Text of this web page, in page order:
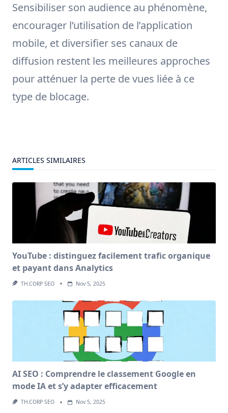
Sensibiliser son audience au phénomène,
encourager l’utilisation de l’application
mobile, et diversifier ses canaux de
diffusion restent les meilleures approches
pour atténuer la perte de vues liée à ce
type de blocage.
ARTICLES SIMILAIRES
YouTube : distinguez facilement trafic organique
et payant dans Analytics
TH.CORP SEO Nov 5, 2025
AI SEO : Comprendre le classement Google en
mode IA et s’y adapter efficacement
TH.CORP SEO Nov 5, 2025